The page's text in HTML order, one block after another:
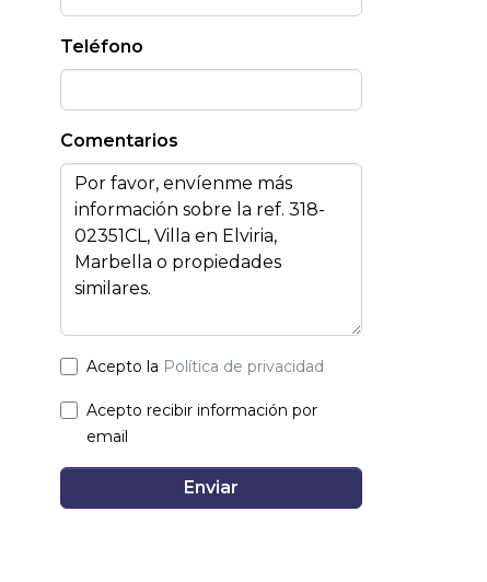
Teléfono
Comentarios
Acepto la Política de privacidad
Acepto recibir información por
email
Enviar